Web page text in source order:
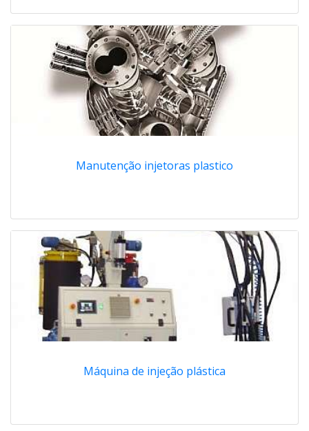
Manutenção injetoras plastico
Máquina de injeção plástica